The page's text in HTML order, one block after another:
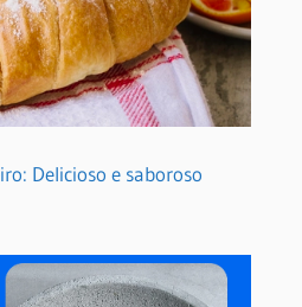
Delicioso e saboroso